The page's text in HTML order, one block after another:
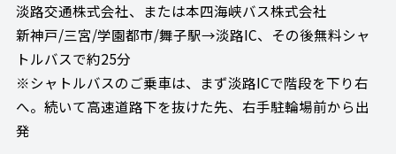
淡路交通株式会社、または本四海峡バス株式会社
新神戸/三宮/学園都市/舞子駅→淡路IC、その後無料シャ
トルバスで約25分
※シャトルバスのご乗車は、まず淡路ICで階段を下り右
へ。続いて高速道路下を抜けた先、右手駐輪場前から出
発